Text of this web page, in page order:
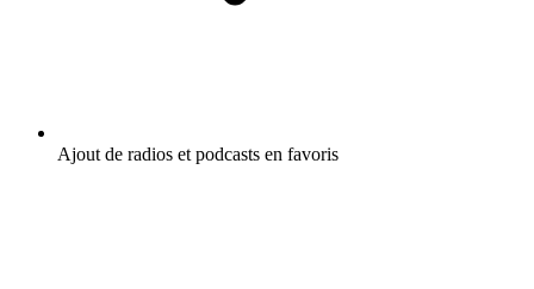
Ajout de radios et podcasts en favoris